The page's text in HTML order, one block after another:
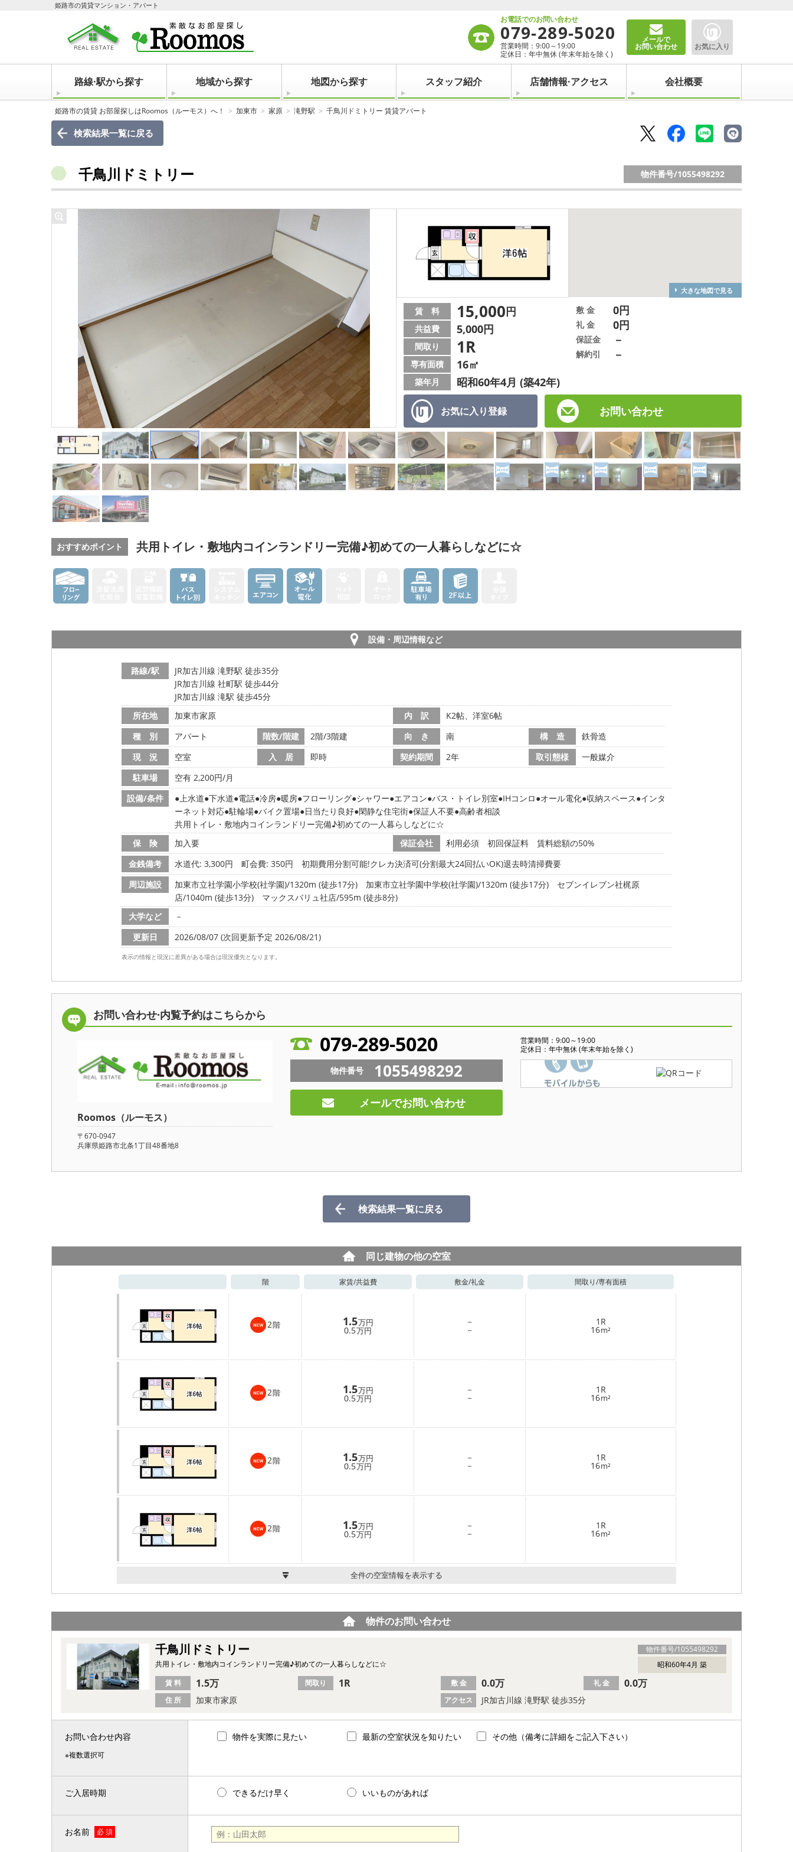
姫路市の賃貸マンション・アパート
お電話でのお問い合わせ
079-289-5020
営業時間：9:00～19:00
定休日：年中無休 (年末年始を除く)
メールで
お問い合わせ お気に入り
路線·駅から探す 地域から探す 地図から探す スタッフ紹介 店舗情報·アクセス 会社概要
姫路市の賃貸 お部屋探しはRoomos（ルーモス）へ！ 加東市 家原 滝野駅 千鳥川ドミトリー 賃貸アパート
検索結果一覧に戻る
千鳥川ドミトリー 物件番号/1055498292
大きな地図で見る
お気に入り登録 お問い合わせ
賃 料 15,000円
共益費 5,000円
間取り 1R
専有面積 16㎡
築年月 昭和60年4月 (築42年)
敷 金 0円
礼 金 0円
保証金 －
解約引 －
おすすめポイント 共用トイレ・敷地内コインランドリー完備♪初めての一人暮らしなどに☆
設備・周辺情報など
路線/駅
JR加古川線 滝野駅 徒歩35分
JR加古川線 社町駅 徒歩44分
JR加古川線 滝駅 徒歩45分
所在地
加東市家原 内 訳
K2帖、洋室6帖
種 別
アパート 階数/階建 2階/3階建 向 き 南 構 造
鉄骨造
現 況
空室 入 居 即時 契約期間 2年 取引態様
一般媒介
駐車場
空有 2,200円/月
設備/条件
上水道 下水道 電話 冷房 暖房 フローリング シャワー エアコン バス・トイレ別室 IHコンロ オール電化 収納スペース インタ
ーネット対応 駐輪場 バイク置場 日当たり良好 閑静な住宅街 保証人不要 高齢者相談
共用トイレ・敷地内コインランドリー完備♪初めての一人暮らしなどに☆
保 険
加入要 保証会社
利用必須 初回保証料 賃料総額の50%
金銭備考
水道代: 3,300円 町会費: 350円
初期費用分割可能!クレカ決済可(分割最大24回払いOK)退去時清掃費要
周辺施設
加東市立社学園小学校(社学園)/1320m (徒歩17分) 加東市立社学園中学校(社学園)/1320m (徒歩17分)
セブンイレブン社梶原
店/1040m (徒歩13分)
マックスバリュ社店/595m (徒歩8分)
大学など
－
更新日
2026/08/07 (次回更新予定 2026/08/21)
表示の情報と現況に差異がある場合は現況優先となります。
お問い合わせ·内覧予約はこちらから
Roomos（ルーモス）
〒670-0947
兵庫県姫路市北条1丁目48番地8
079-289-5020
営業時間：9:00～19:00
定休日：年中無休 (年末年始を除く)
物件番号 1055498292
メールでお問い合わせ
検索結果一覧に戻る
同じ建物の他の空室
階 家賃/共益費 敷金/礼金 間取り/専有面積
2階 1.5万円
0.5万円
－
－
1R
16m²
2階 1.5万円
0.5万円
－
－
1R
16m²
2階 1.5万円
0.5万円
－
－
1R
16m²
2階 1.5万円
0.5万円
－
－
1R
16m²
全件の空室情報を表示する
物件のお問い合わせ
物件番号/1055498292
千鳥川ドミトリー
昭和60年4月 築
共用トイレ・敷地内コインランドリー完備♪初めての一人暮らしなどに☆
住 所 加東市家原 アクセス JR加古川線 滝野駅 徒歩35分
賃 料 1.5万 間取り 1R 敷 金 0.0万 礼 金 0.0万
お問い合わせ内容
※複数選択可
物件を実際に見たい 最新の空室状況を知りたい その他（備考に詳細をご記入下さい）
ご入居時期 できるだけ早く いいものがあれば
お名前 必 須